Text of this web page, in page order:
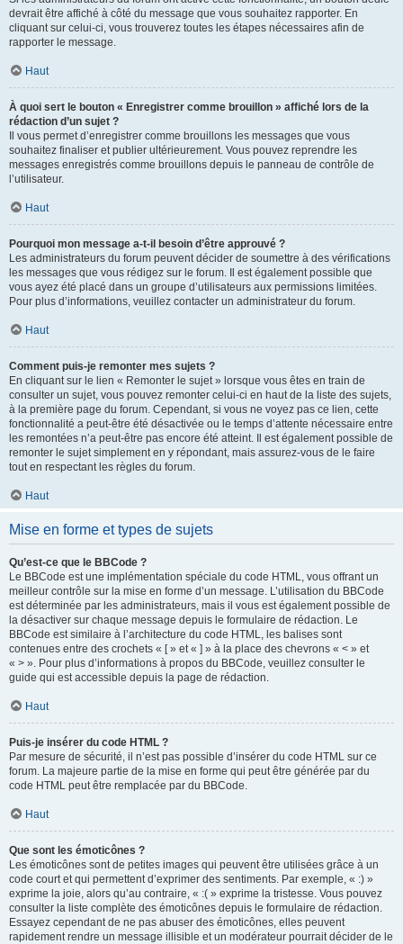
devrait être affiché à côté du message que vous souhaitez rapporter. En
cliquant sur celui-ci, vous trouverez toutes les étapes nécessaires afin de
rapporter le message.
Haut
À quoi sert le bouton « Enregistrer comme brouillon » affiché lors de la
rédaction d’un sujet ?
Il vous permet d’enregistrer comme brouillons les messages que vous
souhaitez finaliser et publier ultérieurement. Vous pouvez reprendre les
messages enregistrés comme brouillons depuis le panneau de contrôle de
l’utilisateur.
Haut
Pourquoi mon message a-t-il besoin d’être approuvé ?
Les administrateurs du forum peuvent décider de soumettre à des vérifications
les messages que vous rédigez sur le forum. Il est également possible que
vous ayez été placé dans un groupe d’utilisateurs aux permissions limitées.
Pour plus d’informations, veuillez contacter un administrateur du forum.
Haut
Comment puis-je remonter mes sujets ?
En cliquant sur le lien « Remonter le sujet » lorsque vous êtes en train de
consulter un sujet, vous pouvez remonter celui-ci en haut de la liste des sujets,
à la première page du forum. Cependant, si vous ne voyez pas ce lien, cette
fonctionnalité a peut-être été désactivée ou le temps d’attente nécessaire entre
les remontées n’a peut-être pas encore été atteint. Il est également possible de
remonter le sujet simplement en y répondant, mais assurez-vous de le faire
tout en respectant les règles du forum.
Haut
Mise en forme et types de sujets
Qu’est-ce que le BBCode ?
Le BBCode est une implémentation spéciale du code HTML, vous offrant un
meilleur contrôle sur la mise en forme d’un message. L’utilisation du BBCode
est déterminée par les administrateurs, mais il vous est également possible de
la désactiver sur chaque message depuis le formulaire de rédaction. Le
BBCode est similaire à l’architecture du code HTML, les balises sont
contenues entre des crochets « [ » et « ] » à la place des chevrons « < » et
« > ». Pour plus d’informations à propos du BBCode, veuillez consulter le
guide qui est accessible depuis la page de rédaction.
Haut
Puis-je insérer du code HTML ?
Par mesure de sécurité, il n’est pas possible d’insérer du code HTML sur ce
forum. La majeure partie de la mise en forme qui peut être générée par du
code HTML peut être remplacée par du BBCode.
Haut
Que sont les émoticônes ?
Les émoticônes sont de petites images qui peuvent être utilisées grâce à un
code court et qui permettent d’exprimer des sentiments. Par exemple, « :) »
exprime la joie, alors qu’au contraire, « :( » exprime la tristesse. Vous pouvez
consulter la liste complète des émoticônes depuis le formulaire de rédaction.
Essayez cependant de ne pas abuser des émoticônes, elles peuvent
rapidement rendre un message illisible et un modérateur pourrait décider de le